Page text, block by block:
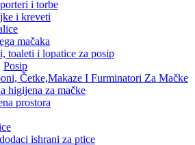
i torbe
i kreveti
mačaka
toaleti i lopatice za posip
Posip
Četke,Makaze I Furminatori Za Mačke
higijena za mačke
prostora
ishrani za ptice